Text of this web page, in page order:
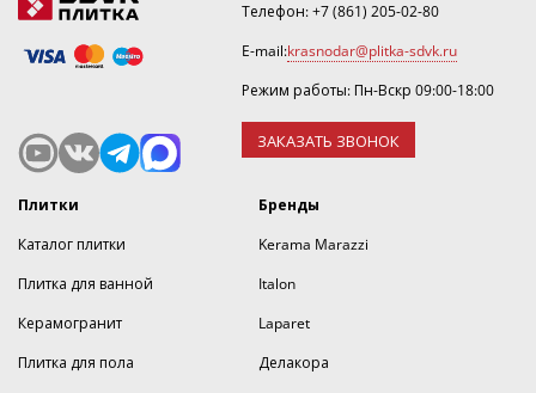
Телефон:+7 (861) 205-02-80
E-mail:krasnodar@plitka-sdvk.ru
Режим работы: Пн-Вскр 09:00-18:00
ЗАКАЗАТЬ ЗВОНОК
Плитки
Каталог плитки
Плитка для ванной
Керамогранит
Плитка для пола
Бренды
Kerama Marazzi
Italon
Laparet
Делакора